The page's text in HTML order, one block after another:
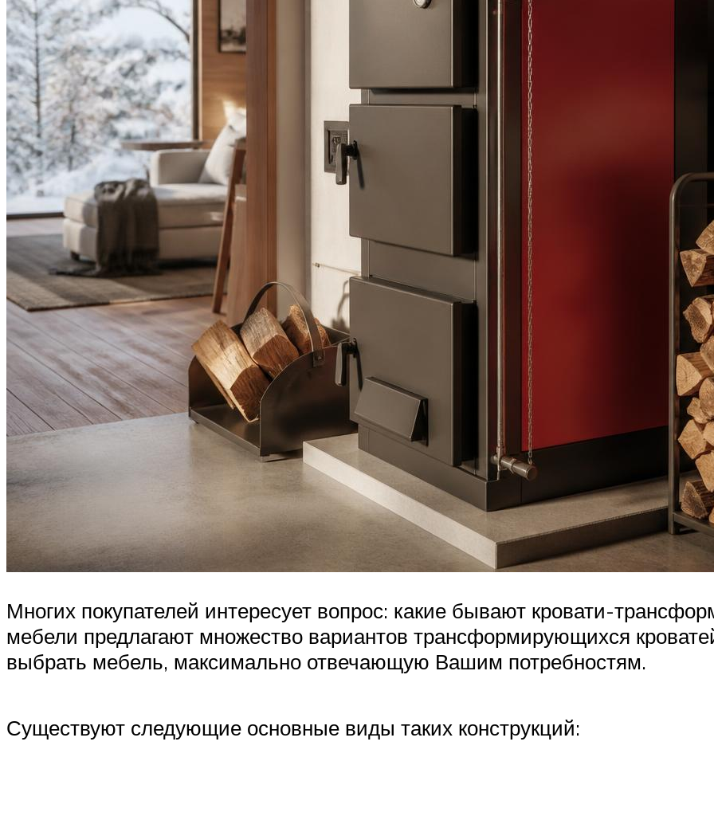
Многих покупателей интересует вопрос: какие бывают кровати-
мебели предлагают множество вариантов трансформирующихся
выбрать мебель, максимально отвечающую Вашим потребностям.
Существуют следующие основные виды таких конструкций: